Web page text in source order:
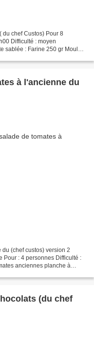
du chef Custos) Pour 8
Difficulté : moyen
sablée : Farine 250 gr Moule à
à l'ancienne du
(chef custos) version 2
Pour : 4 personnes Difficulté :
anciennes planche à
(du chef